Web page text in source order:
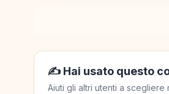
✍️ Hai usato questo
Aiuti gli altri utenti a